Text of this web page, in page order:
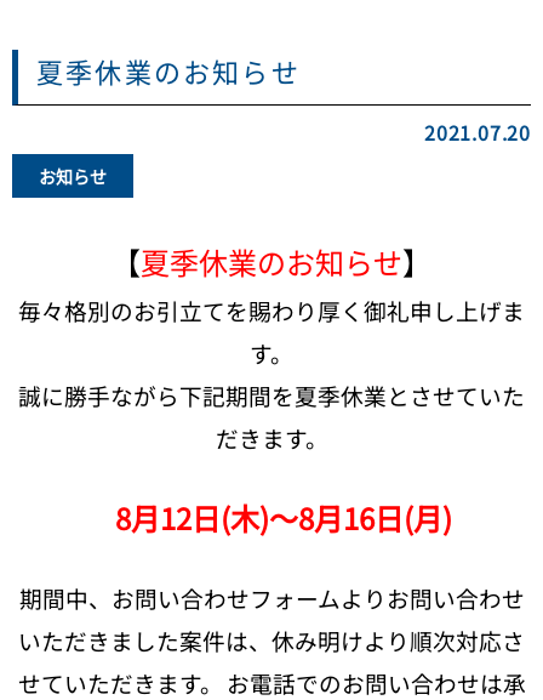
夏季休業のお知らせ
2021.07.20
お知らせ
【夏季休業のお知らせ】
毎々格別のお引立てを賜わり厚く御礼申し上げま
す。
誠に勝手ながら下記期間を夏季休業とさせていた
だきます。
8月12日(木)～8月16日(月)
期間中、お問い合わせフォームよりお問い合わせ
いただきました案件は、休み明けより順次対応さ
せていただきます。
お電話でのお問い合わせは承